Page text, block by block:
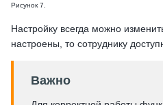
Рисунок 7.
Настройку всегда можно
настроены, то сотруднику
Важно